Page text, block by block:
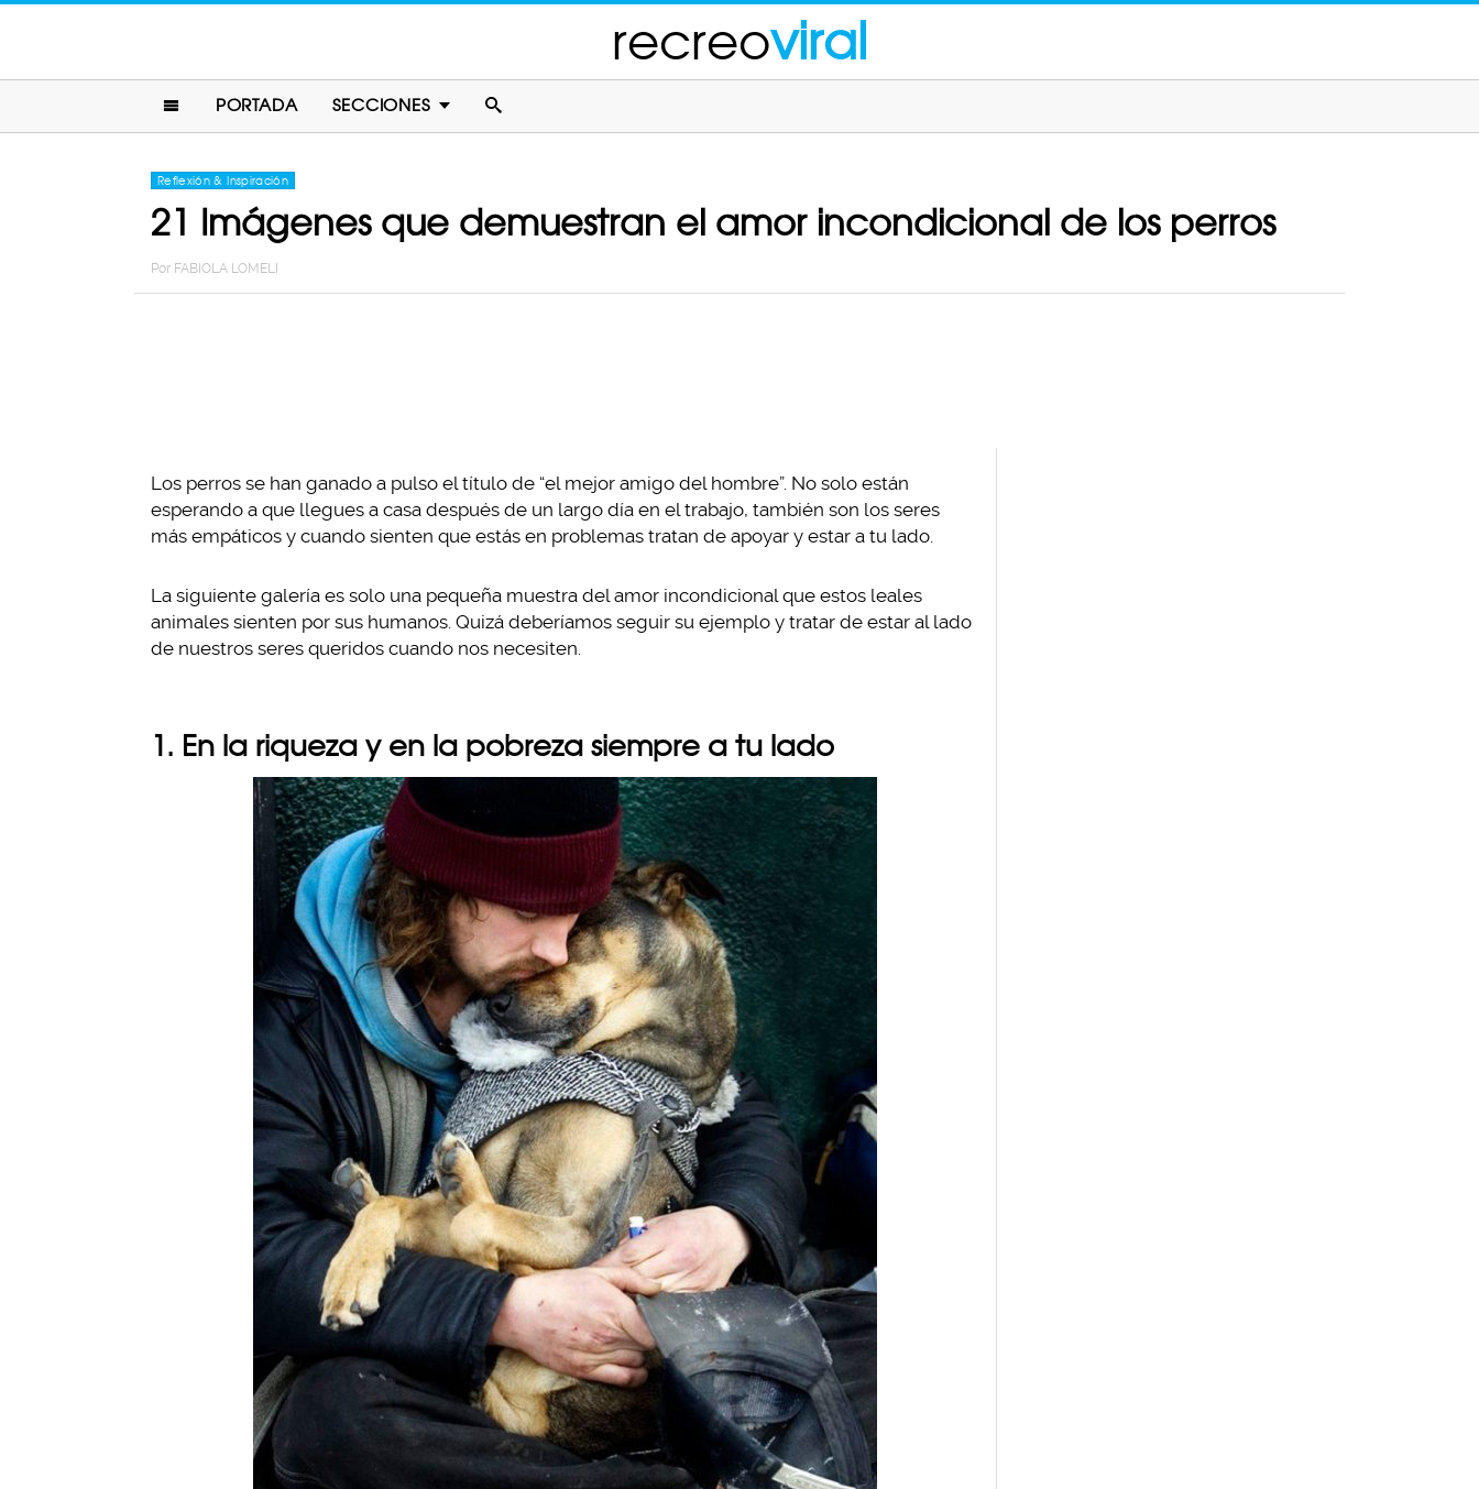
recreoviral
PORTADA SECCIONES
Reflexión & Inspiración
21 Imágenes que demuestran el amor incondicional de los perros
Por FABIOLA LOMELI
Los perros se han ganado a pulso el título de “el mejor amigo del hombre”. No solo están
esperando a que llegues a casa después de un largo día en el trabajo, también son los seres
más empáticos y cuando sienten que estás en problemas tratan de apoyar y estar a tu lado.
La siguiente galería es solo una pequeña muestra del amor incondicional que estos leales
animales sienten por sus humanos. Quizá deberíamos seguir su ejemplo y tratar de estar al lado
de nuestros seres queridos cuando nos necesiten.
1. En la riqueza y en la pobreza siempre a tu lado